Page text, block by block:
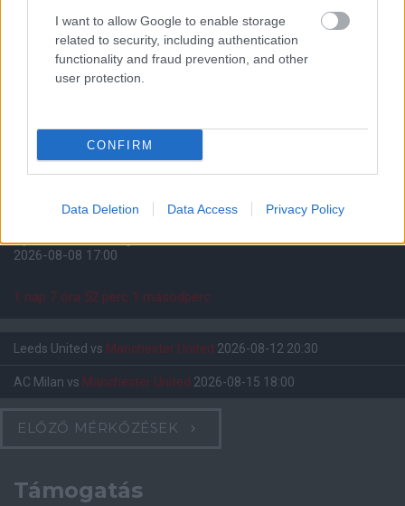
I want to allow Google to enable storage
related to security, including authentication
functionality and fraud prevention, and other
user protection.
CONFIRM
Data Deletion Data Access Privacy Policy
Meccs Center
Paris Saint-Germain
Nya Ullevi, Göteborg
2026-08-08 17:00
1 nap 7 óra 52 perc 0 másodperc
Leeds United vs Manchester United 2026-08-12 20:30
AC Milan vs Manchester United 2026-08-15 18:00
ELŐZŐ MÉRKŐZÉSEK
Támogatás